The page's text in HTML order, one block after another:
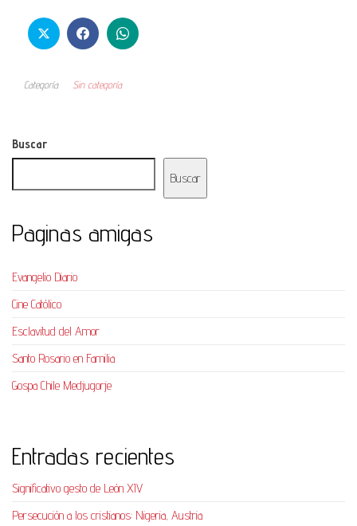
Categoría Sin categoría
Buscar
Buscar
Paginas amigas
Evangelio Diario
Cine Católico
Esclavitud del Amor
Santo Rosario en Familia
Gospa Chile Medjugorje
Entradas recientes
Significativo gesto de León XIV
Persecución a los cristianos: Nigeria, Austria